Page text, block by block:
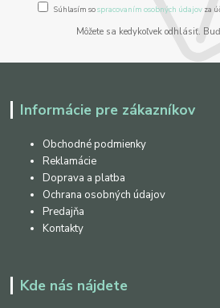
Súhlasím sospracovaním osobných údajov za
Môžete sa kedykoľvek odhlásiť.
Informácie pre zákazníkov
Obchodné podmienky
Reklamácie
Doprava a platba
Ochrana osobných údajov
Predajňa
Kontakty
Kde nás nájdete